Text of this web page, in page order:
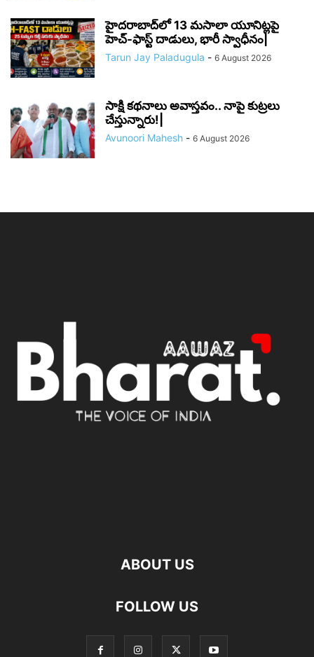
హైదరాబాద్‌లో 13 మసాలా యూనిట్లపై
హెచ్-ఫాస్ట్ దాడులు, భారీ స్వాధీనం|
Tarun Jay Paladugula - 6 August 2026
సాక్షి కథనాలు అవాస్తవం.. నాపై కుట్రలు
చేస్తున్నారు!|
Avunoori Mahesh - 6 August 2026
ABOUT US
FOLLOW US